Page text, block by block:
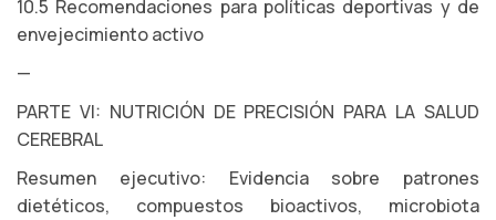
10.5 Recomendaciones para políticas deportivas y de
envejecimiento activo
—
PARTE VI: NUTRICIÓN DE PRECISIÓN PARA LA SALUD
CEREBRAL
Resumen ejecutivo: Evidencia sobre patrones
dietéticos, compuestos bioactivos, microbiota